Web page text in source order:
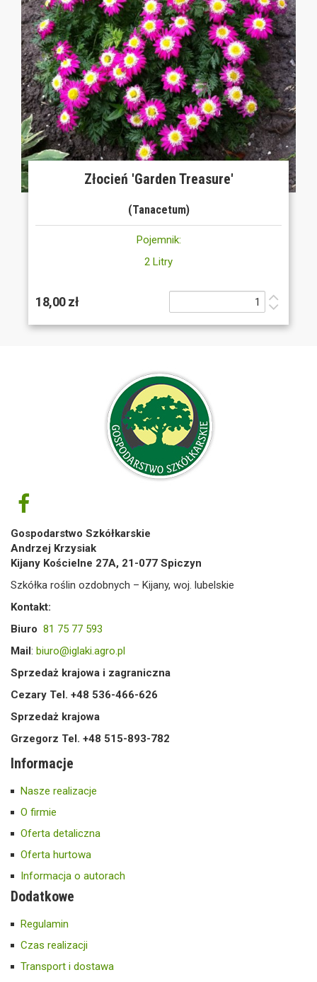
Złocień 'Garden Treasure'
(Tanacetum)
Pojemnik:
2 Litry
18,00 zł
Gospodarstwo Szkółkarskie
Andrzej Krzysiak
Kijany Kościelne 27A, 21-077 Spiczyn
Szkółka roślin ozdobnych – Kijany, woj. lubelskie
Kontakt:
Biuro 81 75 77 593
Mail: biuro@iglaki.agro.pl
Sprzedaż krajowa i zagraniczna
Cezary Tel. +48 536-466-626
Sprzedaż krajowa
Grzegorz Tel. +48 515-893-782
Informacje
Nasze realizacje
O firmie
Oferta detaliczna
Oferta hurtowa
Informacja o autorach
Dodatkowe
Regulamin
Czas realizacji
Transport i dostawa